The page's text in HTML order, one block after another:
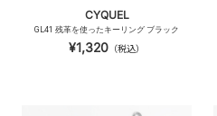
CYQUEL
GL41 残革を使ったキーリング ブラック
¥1,320 （税込）